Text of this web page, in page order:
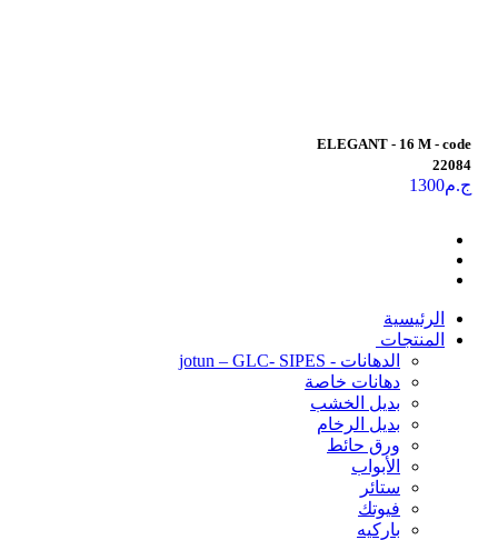
ELEGANT - 16 M - code
22084
ج.م1300
الرئيسية
المنتجات
الدهانات - jotun – GLC- SIPES
دهانات خاصة
بديل الخشب
بديل الرخام
ورق حائط
الأبواب
ستائر
فيوتك
باركيه